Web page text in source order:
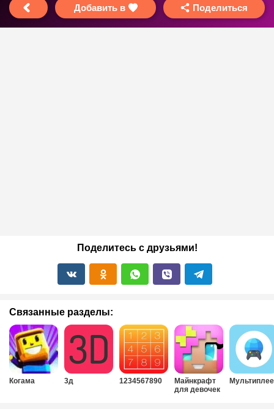
Добавить в Поделиться
Поделитесь с друзьями!
Связанные разделы:
Когама 3д 1234567890
Майнкрафт
для девочек